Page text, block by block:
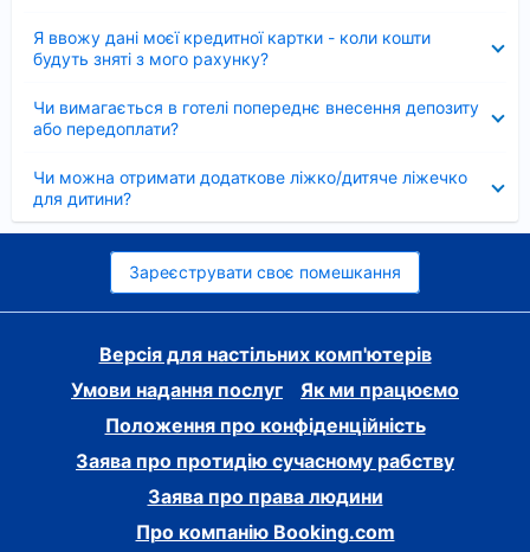
Я ввожу дані моєї кредитної картки - коли кошти
будуть зняті з мого рахунку?
Чи вимагається в готелі попереднє внесення депозиту
або передоплати?
Чи можна отримати додаткове ліжко/дитяче ліжечко
для дитини?
Зареєструвати своє помешкання
Версія для настільних комп'ютерів
Умови надання послуг
Як ми працюємо
Положення про конфіденційність
Заява про протидію сучасному рабству
Заява про права людини
Про компанію Booking.com